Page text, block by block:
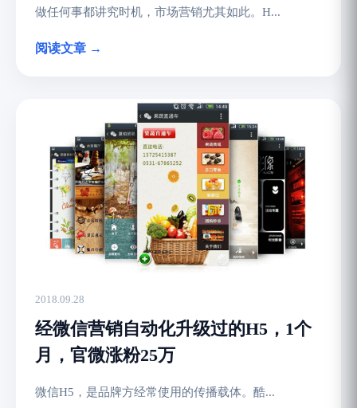
做任何事都讲究时机，市场营销尤其如此。H...
阅读文章 →
2018.09.28
经微信营销自动化升级过的H5，1个
月，官微涨粉25万
微信H5，是品牌方经常使用的传播载体。酷...